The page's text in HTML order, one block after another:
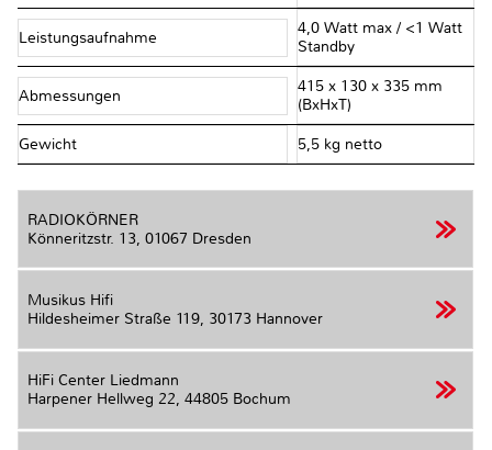
Leistungsaufnahme
4,0 Watt max / <1 Watt
Standby
Abmessungen
415 x 130 x 335 mm
(BxHxT)
Gewicht 5,5 kg netto
RADIOKÖRNER
Könneritzstr. 13, 01067 Dresden
Musikus Hifi
Hildesheimer Straße 119, 30173 Hannover
HiFi Center Liedmann
Harpener Hellweg 22, 44805 Bochum